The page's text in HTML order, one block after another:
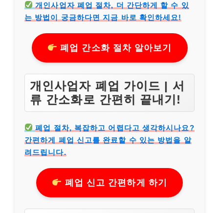
개인사업자 폐업 절차, 더 간단하게 할 수 있
는 방법이 궁금하다면 지금 바로 확인하세요!
폐업 간소화 절차 알아보기
개인사업자 폐업 가이드 | 서
류 간소화로 간편히 끝내기!
폐업 절차, 복잡하고 어렵다고 생각하시나요?
간편하게 폐업 신고를 완료할 수 있는 방법을 알
려드립니다.
폐업 신고 간편하게 하기